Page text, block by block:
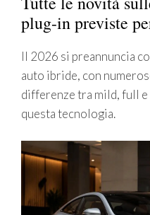
plug-in previste
Il 2026 si preannuncia
auto ibride, con
differenze tra mild, full
questa tecnologia.